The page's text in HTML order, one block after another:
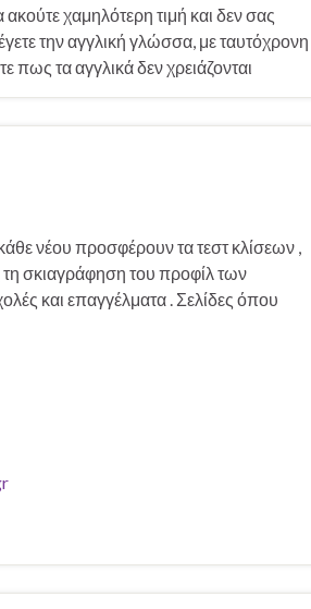
χαμηλότερη τιμή και δεν σας
την αγγλική γλώσσα, με ταυτόχρονη
πως τα αγγλικά δεν χρειάζονται
νέου προσφέρουν τα τεστ κλίσεων ,
σκιαγράφηση του προφίλ των
και επαγγέλματα . Σελίδες όπου